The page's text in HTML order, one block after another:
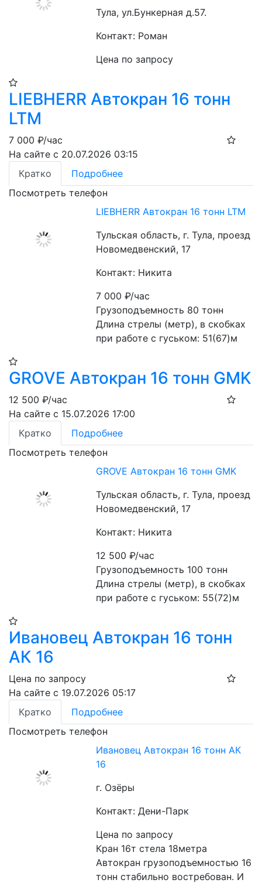
Тула, ул.Бункерная д.57.
Контакт: Роман
Цена по запросу
LIEBHERR Автокран 16 тонн
LTM
7 000 ₽/час
На сайте с 20.07.2026 03:15
Кратко
Подробнее
Посмотреть телефон
LIEBHERR Автокран 16 тонн LTM
Тульская область, г. Тула, проезд
Новомедвенский, 17
Контакт: Никита
7 000₽/час
Грузоподъемность 80 тонн
Длина стрелы (метр), в скобках
при работе с гуськом: 51(67)м
GROVE Автокран 16 тонн GMK
12 500 ₽/час
На сайте с 15.07.2026 17:00
Кратко
Подробнее
Посмотреть телефон
GROVE Автокран 16 тонн GMK
Тульская область, г. Тула, проезд
Новомедвенский, 17
Контакт: Никита
12 500₽/час
Грузоподъемность 100 тонн
Длина стрелы (метр), в скобках
при работе с гуськом: 55(72)м
Ивановец Автокран 16 тонн
АК 16
Цена по запросу
На сайте с 19.07.2026 05:17
Кратко
Подробнее
Посмотреть телефон
Ивановец Автокран 16 тонн АК
16
г. Озёры
Контакт: Дени-Парк
Цена по запросу
Кран 16т стела 18метра
Автокран грузоподъемностью 16
тонн стабильно востребован. И